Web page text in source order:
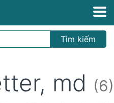
Tìm kiếm
md (6)